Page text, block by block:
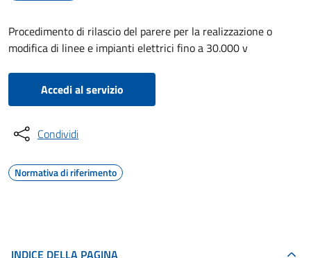
Procedimento di rilascio del parere per la realizzazione o
modifica di linee e impianti elettrici fino a 30.000 v
Accedi al servizio
Condividi
Normativa di riferimento
INDICE DELLA PAGINA